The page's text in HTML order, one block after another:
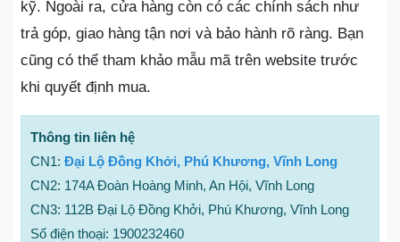
kỹ. Ngoài ra, cửa hàng còn có các chính sách như
trả góp, giao hàng tận nơi và bảo hành rõ ràng. Bạn
cũng có thể tham khảo mẫu mã trên website trước
khi quyết định mua.
Thông tin liên hệ
CN1: Đại Lộ Đồng Khởi, Phú Khương, Vĩnh Long
CN2: 174A Đoàn Hoàng Minh, An Hội, Vĩnh Long
CN3: 112B Đại Lộ Đồng Khởi, Phú Khương, Vĩnh Long
Số điện thoại: 1900232460